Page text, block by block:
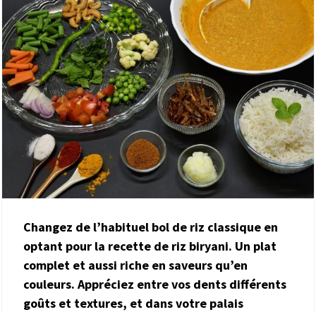
Changez de l’habituel bol de riz classique en
optant pour la recette de riz biryani. Un plat
complet et aussi riche en saveurs qu’en
couleurs. Appréciez entre vos dents différents
goûts et textures, et dans votre palais